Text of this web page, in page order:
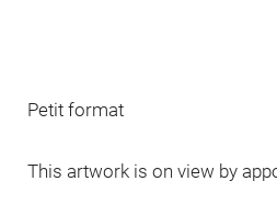
Petit format
This artwork is on view by